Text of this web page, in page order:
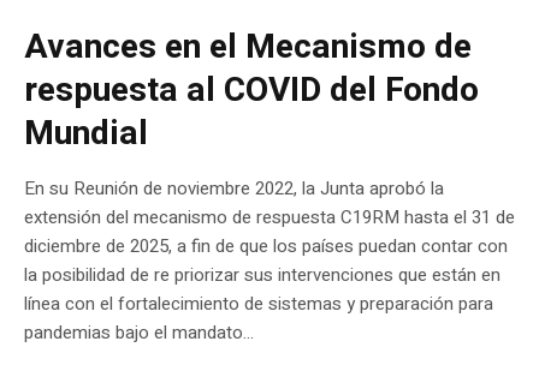
Avances en el Mecanismo de
respuesta al COVID del Fondo
Mundial
En su Reunión de noviembre 2022, la Junta aprobó la
extensión del mecanismo de respuesta C19RM hasta el 31 de
diciembre de 2025, a fin de que los países puedan contar con
la posibilidad de re priorizar sus intervenciones que están en
línea con el fortalecimiento de sistemas y preparación para
pandemias bajo el mandato...